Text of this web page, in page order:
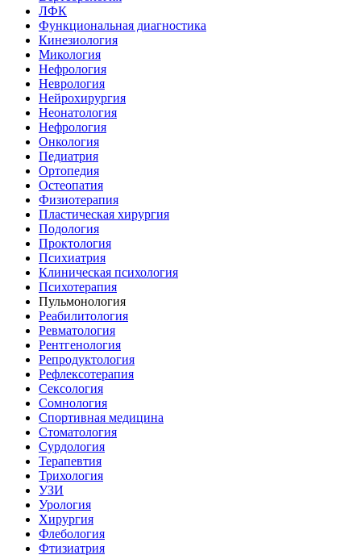
ЛФК
Функциональная диагностика
Кинезиология
Микология
Нефрология
Неврология
Нейрохирургия
Неонатология
Нефрология
Онкология
Педиатрия
Ортопедия
Остеопатия
Физиотерапия
Пластическая хирургия
Подология
Проктология
Психиатрия
Клиническая психология
Психотерапия
Пульмонология
Реабилитология
Ревматология
Рентгенология
Репродуктология
Рефлексотерапия
Сексология
Сомнология
Спортивная медицина
Стоматология
Сурдология
Терапевтия
Трихология
УЗИ
Урология
Хирургия
Флебология
Фтизиатрия